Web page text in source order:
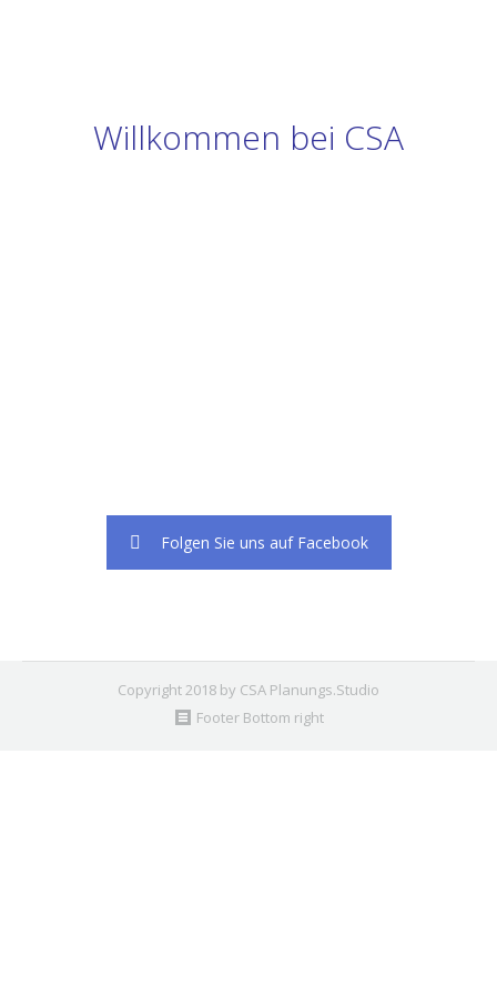
Willkommen bei CSA
Folgen Sie uns auf Facebook
Copyright 2018 by CSA Planungs.Studio
Footer Bottom right